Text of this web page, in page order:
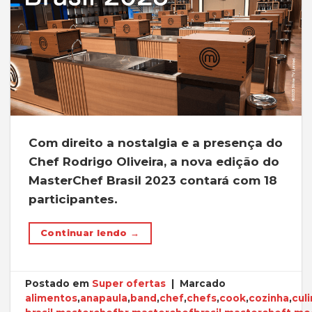
Com direito a nostalgia e a presença do
Chef Rodrigo Oliveira, a nova edição do
MasterChef Brasil 2023 contará com 18
participantes.
Continuar lendo →
Postado em Super ofertas
Marcado
alimentos,anapaula,band ,chef,chefs,cook,cozinha,